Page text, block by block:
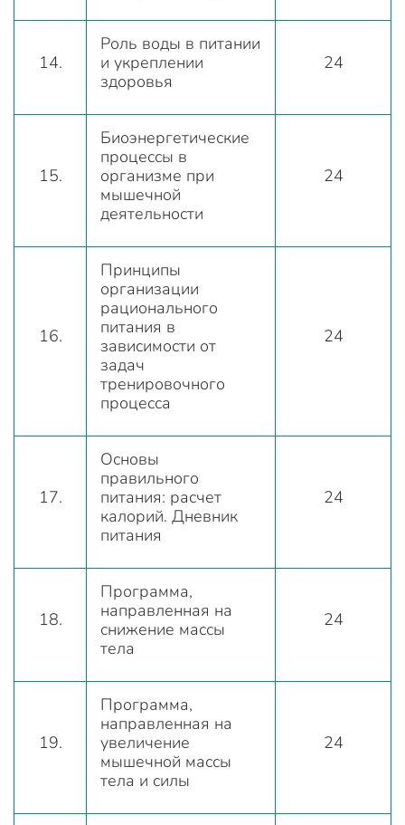
14.
Роль воды в питании
и укреплении
здоровья
24
15.
Биоэнергетические
процессы в
организме при
мышечной
деятельности
24
16.
Принципы
организации
рационального
питания в
зависимости от
задач
тренировочного
процесса
24
17.
Основы
правильного
питания: расчет
калорий. Дневник
питания
24
18.
Программа,
направленная на
снижение массы
тела
24
19.
Программа,
направленная на
увеличение
мышечной массы
тела и силы
24